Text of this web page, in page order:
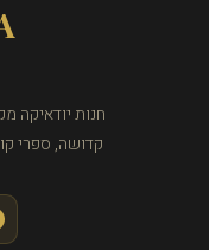
חנות יודאיקה
קדושה, ספרי